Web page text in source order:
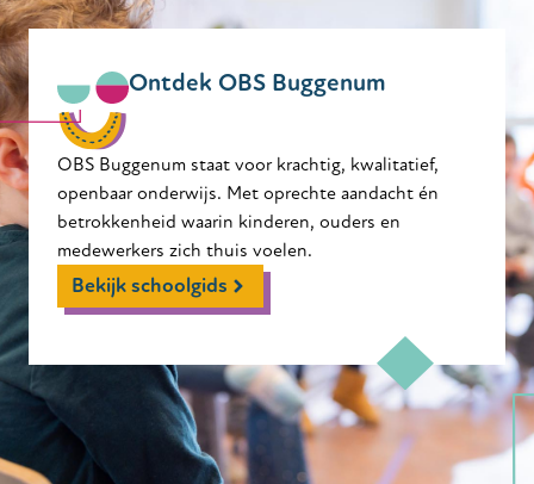
Ontdek OBS Buggenum
OBS Buggenum staat voor krachtig, kwalitatief,
openbaar onderwijs. Met oprechte aandacht én
betrokkenheid waarin kinderen, ouders en
medewerkers zich thuis voelen.
Bekijk schoolgids